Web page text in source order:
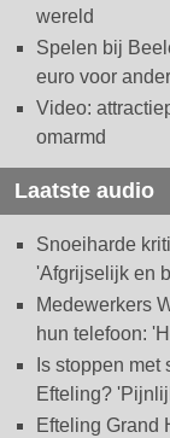
wereld
Spelen bij
euro voor
Video:
omarmd
Laatste audio
Snoeiharde
'Afgrijselijk en
Medewerkers
hun telefoon:
Is stoppen
Efteling?
Efteling Grand